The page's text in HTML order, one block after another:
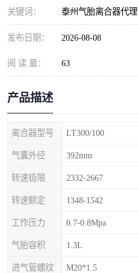
关键词： 泰州气胎离合器代理
发布日期： 2026-08-08
阅 读 量： 63
产品描述
离合器型号 LT300/100
气囊外径 392mm
转速极限 2332-2667
转速额定 1348-1542
工作压力 0.7-0.8Mpa
气胎容积 1.3L
进气管螺纹 M20*1.5